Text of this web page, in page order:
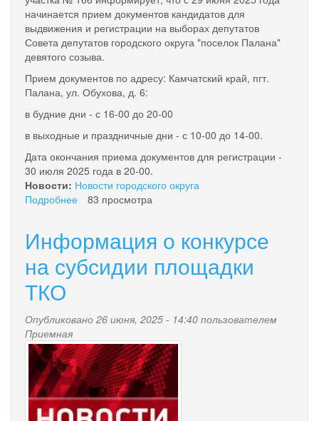
начинается прием документов кандидатов для
выдвижения и регистрации на выборах депутатов
Совета депутатов городского округа "поселок Палана"
девятого созыва.
Прием документов по адресу: Камчатский край, пгт.
Палана, ул. Обухова, д. 6:
в будние дни - с 16-00 до 20-00
в выходные и праздничные дни - с 10-00 до 14-00.
Дата окончания приема документов для регистрации -
30 июля 2025 года в 20-00.
Новости: Новости городского округа
Подробнее
Совета
депутатов
городского
Палана»
девятого
созыва
12-
14
сентября
2025
года
83 просмотра
Информация о конкурсе
на субсидии площадки
ТКО
Опубликовано 26 июня, 2025 - 14:40 пользователем
Приемная
news-
palana.jpg